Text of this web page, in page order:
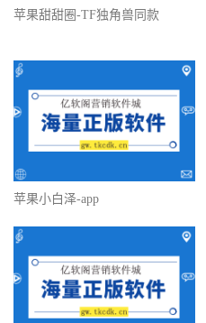
苹果甜甜圈-TF独角兽同款
苹果小白泽-app